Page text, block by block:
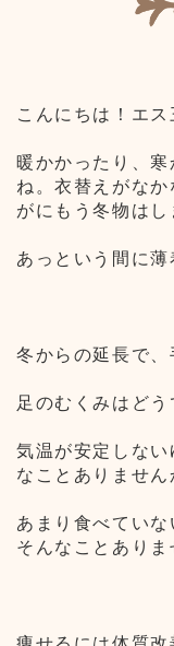
こんにちは！エス
暖かかったり、
ね。衣替えがな
がにもう冬物はし
あっという間に薄
冬からの延長で
足のむくみはどう
気温が安定しな
なことありません
あまり食べてい
そんなことありま